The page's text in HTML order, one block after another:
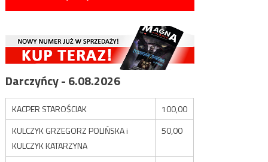
Darczyńcy - 6.08.2026
KACPER STAROŚCIAK
100,00
KULCZYK GRZEGORZ POLIŃSKA i
KULCZYK KATARZYNA
50,00